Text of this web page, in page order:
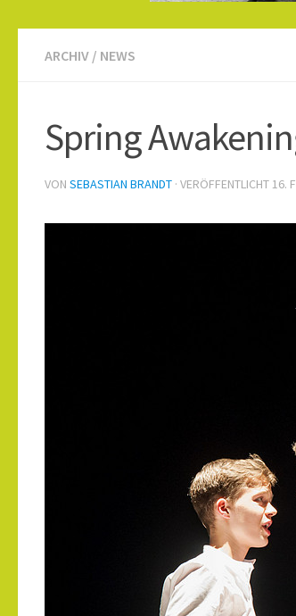
ARCHIV / NEWS
Spring
VON SEBASTIAN BRANDT · VERÖFFENTLICHT 16.